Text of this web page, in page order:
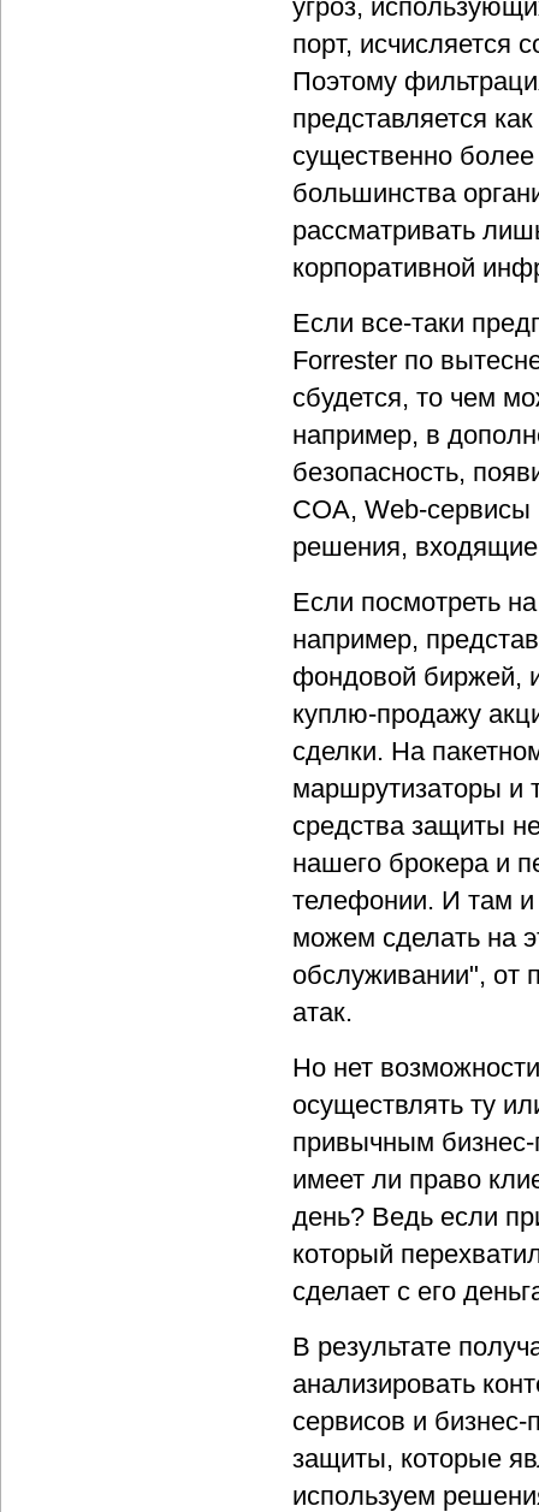
угроз,
порт, исчисляется
Поэтому
представляется
существенно
большинства
рассматривать
корпоративной
Если все-таки
Forrester по
сбудется, то чем
например, в
безопасность,
СОА, Web-сервисы
решения, входящие
Если посмотреть
например,
фондовой биржей,
куплю-продажу
сделки. На
маршрутизаторы и
средства защиты
нашего брокера и
телефонии. И там
можем сделать на
обслуживании", от
атак.
Но нет
осуществлять ту
привычным
имеет ли право
день? Ведь если
который
сделает с его
В результате
анализировать
сервисов и
защиты, которые
используем